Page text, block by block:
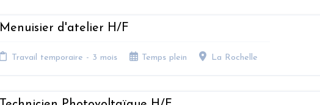
Menuisier d'atelier H/F
Travail temporaire - 3 mois Temps plein La Rochelle